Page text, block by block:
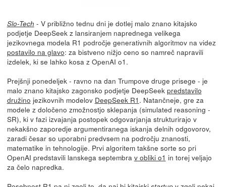
Slo-Tech - V približno tednu dni je dotlej malo znano kitajsko
podjetje DeepSeek z lansiranjem naprednega velikega
jezikovnega modela R1 področje generativnih algoritmov na videz
postavilo na glavo: za bistveno nižjo ceno so namreč napravili
izdelek, ki se lahko kosa z OpenAI o1.
Prejšnji ponedeljek - ravno na dan Trumpove druge prisege - je
malo znano kitajsko zagonsko podjetje DeepSeek predstavilo
družino jezikovnih modelov DeepSeek R1 . Natančneje, gre za
modele z določeno zmožnostjo sklepanja (simulated reasoning -
SR), ki v fazi izvajanja postopek odgovarjanja strukturirajo v
nekakšno zaporedje argumentiranega iskanja delnih odgovorov,
zaradi česar so uporabni predvsem na področju znanosti,
matematike in tehnologije. Prvi algoritem takšne sorte so pri
OpenAI predstavili lanskega septembra v obliki o1 in torej veljajo
za čelo napredka.